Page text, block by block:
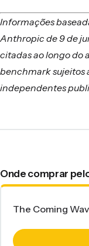
Informações
Anthropic de 9 de
citadas ao longo do
benchmark sujeitos
independentes
Onde comprar
The Coming